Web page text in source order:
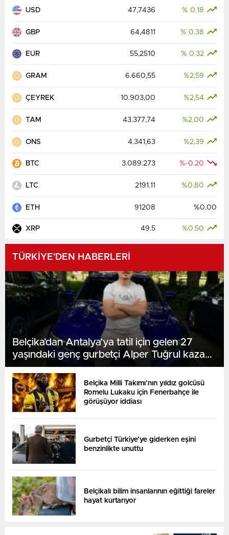
USD 47,7436 % 0.18
GBP 64,4811 % 0.38
EUR 55,2510 % 0.32
GRAM 6.660,55 %2,59
ÇEYREK 10.903,00 %2,54
TAM 43.377,74 %2,00
ONS 4.341,63 %2,39
BTC 3.089.273 %-0.20
LTC 2191.11 %0.80
ETH 91208 %0.00
XRP 49.5 %0.50
TÜRKİYE'DEN HABERLERİ
Belçika’dan Antalya’ya tatil için gelen 27
yaşındaki genç gurbetçi Alper Tuğrul kazada
hayatını kaybetti
Belçika Milli Takımı’nın yıldız golcüsü
Romelu Lukaku için Fenerbahçe ile
görüşüyor iddiası
Gurbetçi Türkiye’ye giderken eşini
benzinlikte unuttu
Belçikalı bilim insanlarının eğittiği fareler
hayat kurtarıyor